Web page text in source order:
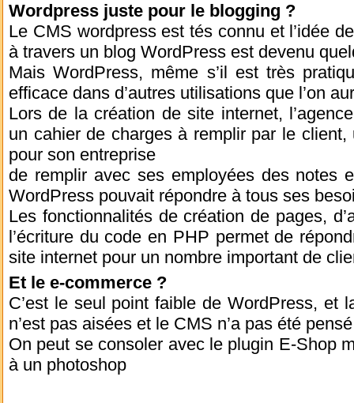
Wordpress juste pour le blogging ?
Le CMS wordpress est tés connu et l’idée
à travers un blog WordPress est devenu
Mais WordPress, même s’il est très
efficace dans d’autres utilisations que l’on
Lors de la création de site internet,
un cahier de charges à remplir par le
pour son entreprise
de remplir avec ses employées des notes
WordPress pouvait répondre à tous ses
Les fonctionnalités de création de pages,
l’écriture du code en PHP permet de
site internet pour un nombre important de
Et le e-commerce ?
C’est le seul point faible de WordPress, et
n’est pas aisées et le CMS n’a pas été
On peut se consoler avec le plugin E-Shop
à un photoshop